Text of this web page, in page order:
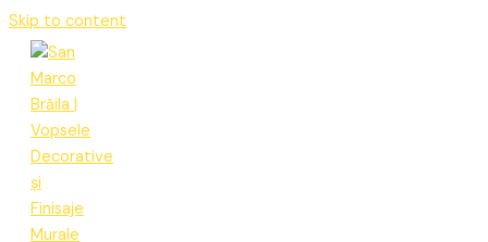
Skip to content